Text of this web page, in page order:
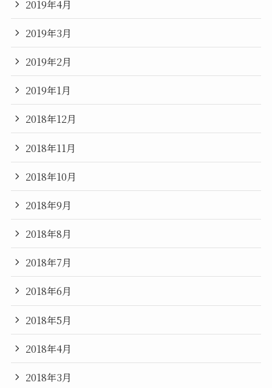
2019年4月
2019年3月
2019年2月
2019年1月
2018年12月
2018年11月
2018年10月
2018年9月
2018年8月
2018年7月
2018年6月
2018年5月
2018年4月
2018年3月